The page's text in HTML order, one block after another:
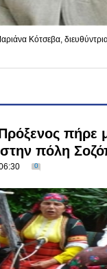
Κότσεβα,
πήρε
στην πόλη
0